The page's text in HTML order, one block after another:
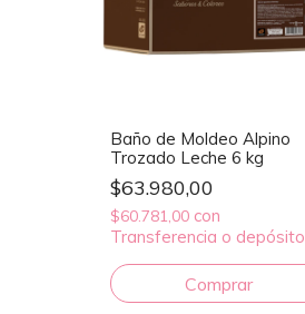
Baño de Moldeo Alpino
Trozado Leche 6 kg
$63.980,00
$60.781,00 con
Transferencia o depósito